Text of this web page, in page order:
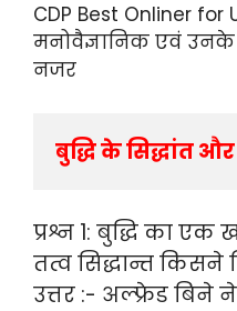
CDP Best Onliner for
मनोवैज्ञानिक एवं
नजर
बुद्धि के सिद्धांत
प्रश्न 1: बुद्धि का एक
तत्व सिद्धान्त किसने
उत्तर :- अल्फ्रेड बिने ने